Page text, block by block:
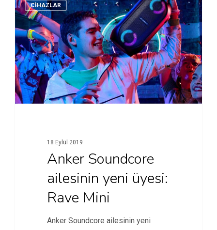
CİHAZLAR
18 Eylül 2019
Anker Soundcore
ailesinin yeni üyesi:
Rave Mini
Anker Soundcore ailesinin yeni